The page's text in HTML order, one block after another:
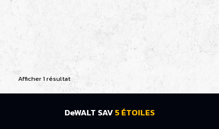
Afficher 1 résultat
DeWALT SAV5 ÉTOILES